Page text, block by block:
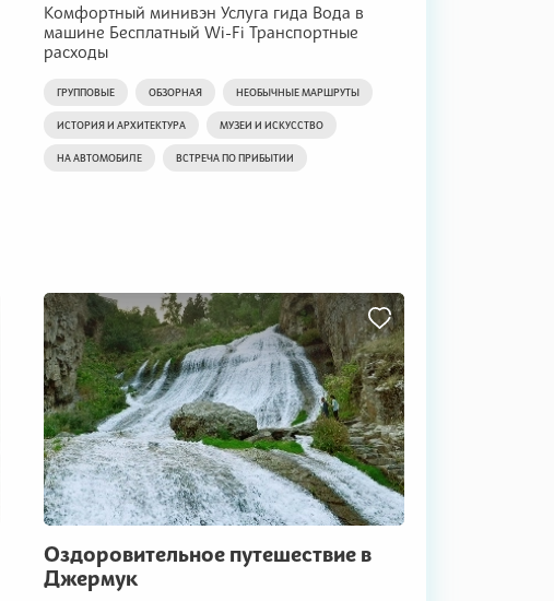
Комфортный минивэн Услуга гида Вода в
машине Бесплатный Wi-Fi Транспортные
расходы
ГРУППОВЫЕ ОБЗОРНАЯ НЕОБЫЧНЫЕ МАРШРУТЫ
ИСТОРИЯ И АРХИТЕКТУРА МУЗЕИ И ИСКУССТВО
НА АВТОМОБИЛЕ ВСТРЕЧА ПО ПРИБЫТИИ
Оздоровительное путешествие в
Джермук